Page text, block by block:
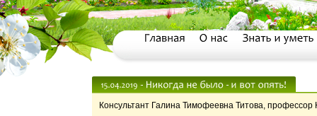
Консультант Галина Тимофеевна Титова, профессор